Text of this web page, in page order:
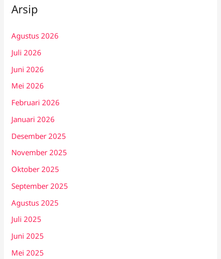
Arsip
Agustus 2026
Juli 2026
Juni 2026
Mei 2026
Februari 2026
Januari 2026
Desember 2025
November 2025
Oktober 2025
September 2025
Agustus 2025
Juli 2025
Juni 2025
Mei 2025